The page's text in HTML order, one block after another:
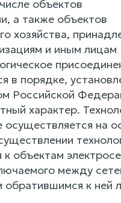
объектов
а также объектов
хозяйства,
и иным лицам
в порядке,
Российской
характер.
осуществляется на
объектам
между
обратившимся к ней